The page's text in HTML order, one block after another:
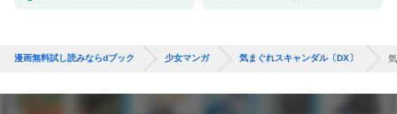
漫画無料試し読みならdブック 少女マンガ 気まぐれスキャンダル〔DX〕